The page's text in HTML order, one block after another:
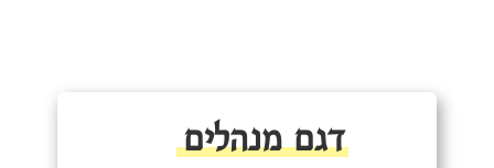
דגם מנהלים